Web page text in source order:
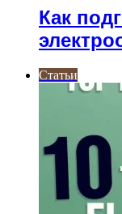
Как
Статьи